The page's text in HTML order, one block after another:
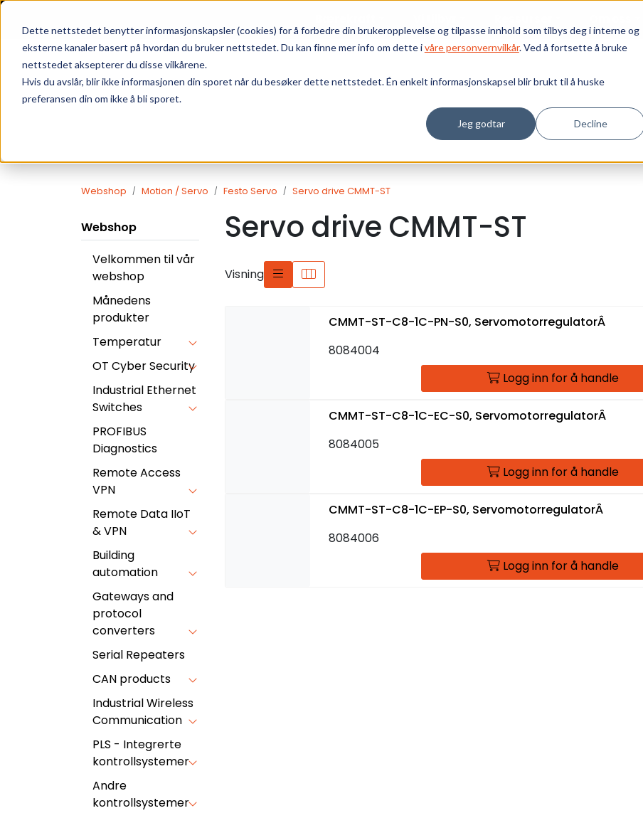
Dette nettstedet benytter informasjonskapsler (cookies) for å forbedre din brukeropplevelse og tilpasse innhold som tilbys deg i interne og
eksterne kanaler basert på hvordan du bruker nettstedet. Du kan finne mer info om dette ivåre personvernvilkår. Ved å fortsette å bruke
nettstedet aksepterer du disse vilkårene.
Hvis du avslår, blir ikke informasjonen din sporet når du besøker dette nettstedet. Én enkelt informasjonskapsel blir brukt til å huske
preferansen din om ikke å bli sporet.
Jeg godtar Decline
Skip to main content
Webshop Motion / Servo Festo Servo Servo drive CMMT-ST
Webshop
Velkommen til vår
webshop
Månedens
produkter
Temperatur
OT Cyber Security
Industrial Ethernet
Switches
PROFIBUS
Diagnostics
Remote Access
VPN
Remote Data IIoT
& VPN
Building
automation
Gateways and
protocol
converters
Serial Repeaters
CAN products
Industrial Wireless
Communication
PLS - Integrerte
kontrollsystemer
Andre
kontrollsystemer
Servo drive CMMT-ST
Visning
CMMT-ST-C8-1C-PN-S0, ServomotorregulatorÂ
8084004
Logg inn for å handle
CMMT-ST-C8-1C-EC-S0, ServomotorregulatorÂ
8084005
Logg inn for å handle
CMMT-ST-C8-1C-EP-S0, ServomotorregulatorÂ
8084006
Logg inn for å handle